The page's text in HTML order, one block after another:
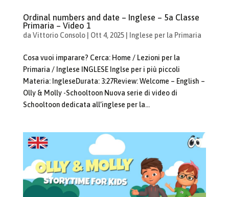
Ordinal numbers and date – Inglese – 5a Classe
Primaria – Video 1
da Vittorio Consolo| Ott 4, 2025| Inglese per la Primaria
Cosa vuoi imparare? Cerca: Home / Lezioni per la
Primaria / Inglese INGLESE Inglse per i più piccoli
Materia: IngleseDurata: 3:27Review: Welcome – English –
Olly & Molly -Schooltoon Nuova serie di video di
Schooltoon dedicata all’inglese per la...